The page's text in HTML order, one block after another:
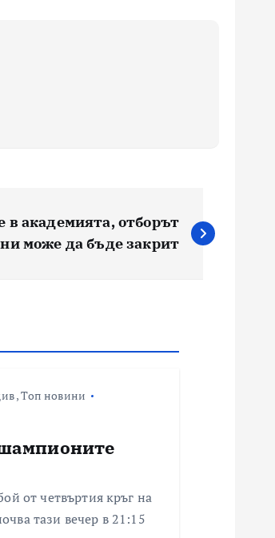
в академията, отборът
може да бъде закрит
,Топ новини
от четвъртия кръг на
тази вечер в 21:15